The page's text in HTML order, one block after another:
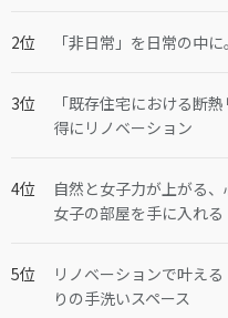
「非日常」を日常の中
「既存住宅における断
得にリノベーション
自然と女子力が上がる
女子の部屋を手に入れる
リノベーションで叶え
りの手洗いスペース